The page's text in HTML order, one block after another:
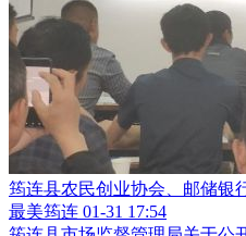
筠连县农民创业协会、邮储银
最美筠连 01-31 17:54